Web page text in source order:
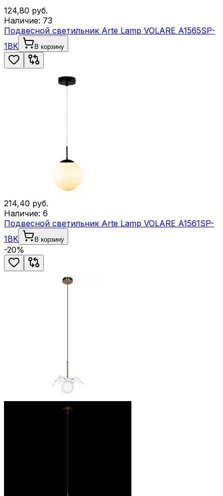
124,80 руб.
Наличие: 73
Подвесной светильник Arte Lamp VOLARE A1565SP-
1BK
В корзину
214,40 руб.
Наличие: 6
Подвесной светильник Arte Lamp VOLARE A1561SP-
1BK
В корзину
-20%